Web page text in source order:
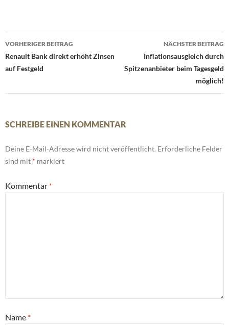
Beitrags-
Navigation
VORHERIGER BEITRAG
Renault Bank direkt erhöht Zinsen
auf Festgeld
NÄCHSTER BEITRAG
Inflationsausgleich durch
Spitzenanbieter beim Tagesgeld
möglich!
SCHREIBE EINEN KOMMENTAR
Deine E-Mail-Adresse wird nicht veröffentlicht. Erforderliche Felder
sind mit * markiert
Kommentar *
Name *